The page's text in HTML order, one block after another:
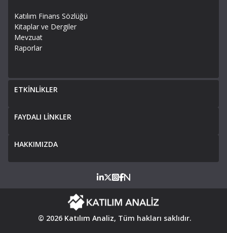
Katılım Finans Sözlüğü
Kitaplar ve Dergiler
Mevzuat
Raporlar
ETKİNLİKLER
FAYDALI LİNKLER
HAKKIMIZDA
© 2026 Katılım Analiz, Tüm hakları saklıdır.